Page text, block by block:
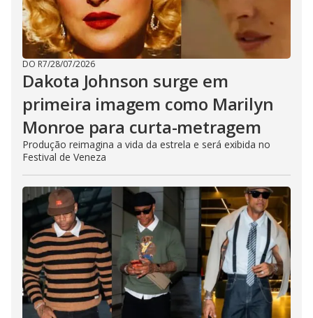
DO R7/28/07/2026
Dakota Johnson surge em
primeira imagem como Marilyn
Monroe para curta-metragem
Produção reimagina a vida da estrela e será exibida no
Festival de Veneza